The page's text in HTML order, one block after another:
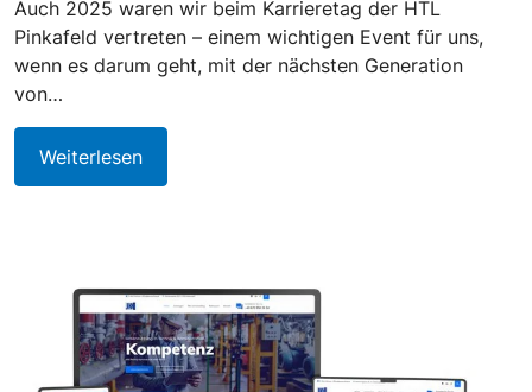
Auch 2025 waren wir beim Karrieretag der HTL
Pinkafeld vertreten – einem wichtigen Event für uns,
wenn es darum geht, mit der nächsten Generation
von…
Weiterlesen